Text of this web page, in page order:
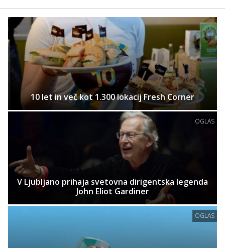
10 let in več kot 1.300 lokacij Fresh Corner
OGLAS
V Ljubljano prihaja svetovna dirigentska legenda
John Eliot Gardiner
OGLAS